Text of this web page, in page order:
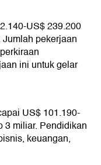
US$ 239.200
pekerjaan
ini untuk gelar
US$ 101.190-
3 miliar. Pendidikan
keuangan,